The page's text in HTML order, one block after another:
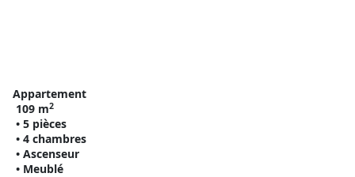
Appartement
109 m2
• 5 pièces
• 4 chambres
• Ascenseur
• Meublé